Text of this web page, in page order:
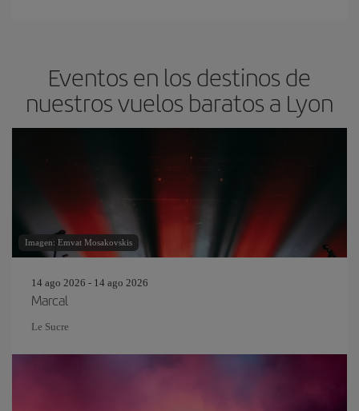
Eventos en los destinos de
nuestros vuelos baratos a Lyon
Imagen: Emvat Mosakovskis
14 ago 2026 - 14 ago 2026
Marcal
Le Sucre